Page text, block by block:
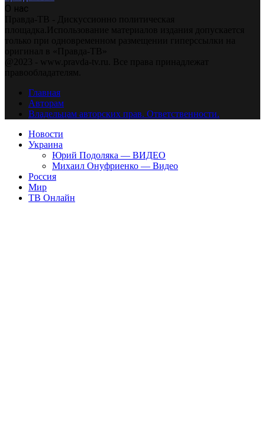
О нас
Правда-ТВ - Дискуссионно политическая
площадка.Использование материалов издания допускается
только при одновременном размещении гиперссылки на
оригинал в «Правда-ТВ»
@2023 - www.pravda-tv.ru. Все права принадлежат
правообладателям.
Главная
Авторам
Владельцам авторских прав. Ответственности.
Новости
Украина
Юрий Подоляка — ВИДЕО
Михаил Онуфриенко — Видео
Россия
Мир
ТВ Онлайн